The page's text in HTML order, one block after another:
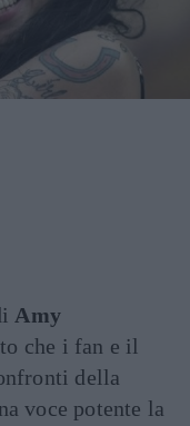
Amy
che i fan e il
della
voce potente la